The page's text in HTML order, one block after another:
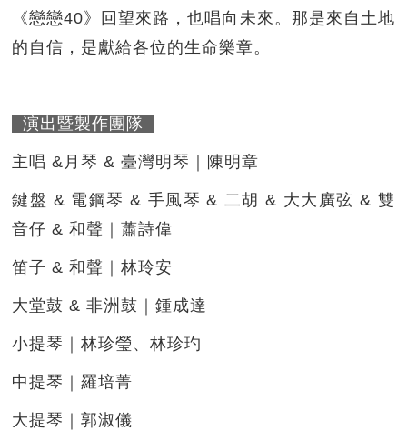
《戀戀40》回望來路，也唱向未來。那是來自土地
的自信，是獻給各位的生命樂章。
演出暨製作團隊
主唱 &月琴 & 臺灣明琴｜陳明章
鍵盤 & 電鋼琴 & 手風琴 & 二胡 & 大大廣弦 & 雙
音仔 & 和聲｜蕭詩偉
笛子 & 和聲｜林玲安
大堂鼓 & 非洲鼓｜鍾成達
小提琴｜林珍瑩、林珍玓
中提琴｜羅培菁
大提琴｜郭淑儀